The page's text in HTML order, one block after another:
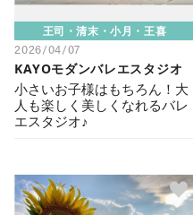
王司・清末・小月・王喜
2026/04/07
KAYOモダンバレエスタジオ
小さいお子様はもちろん！大
人も楽しく美しくなれるバレ
エスタジオ♪